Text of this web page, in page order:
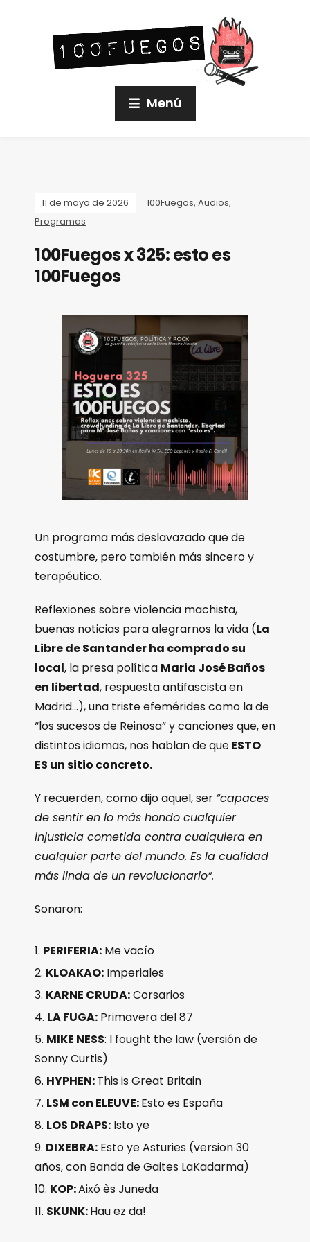
Menú
11 de mayo de 2026 100Fuegos, Audios,
Programas
100Fuegos x 325: esto es
100Fuegos
Un programa más deslavazado que de
costumbre, pero también más sincero y
terapéutico.
Reflexiones sobre violencia machista,
buenas noticias para alegrarnos la vida (La
Libre de Santander ha comprado su
local, la presa política Maria José Baños
en libertad, respuesta antifascista en
Madrid…), una triste efemérides como la de
“los sucesos de Reinosa” y canciones que, en
distintos idiomas, nos hablan de queESTO
ES un sitio concreto.
Y recuerden, como dijo aquel, ser “capaces
de sentir en lo más hondo cualquier
injusticia cometida contra cualquiera en
cualquier parte del mundo. Es la cualidad
más linda de un revolucionario”.
Sonaron:
PERIFERIA: Me vacío
KLOAKAO: Imperiales
KARNE CRUDA:Corsarios
LA FUGA: Primavera del 87
MIKE NESS: I fought the law (versión de
Sonny Curtis)
HYPHEN:This is Great Britain
LSM con ELEUVE:Esto es España
LOS DRAPS: Isto ye
DIXEBRA: Esto ye Asturies (version 30
años, con Banda de Gaites LaKadarma)
KOP:Aixó ès Juneda
SKUNK:Hau ez da!